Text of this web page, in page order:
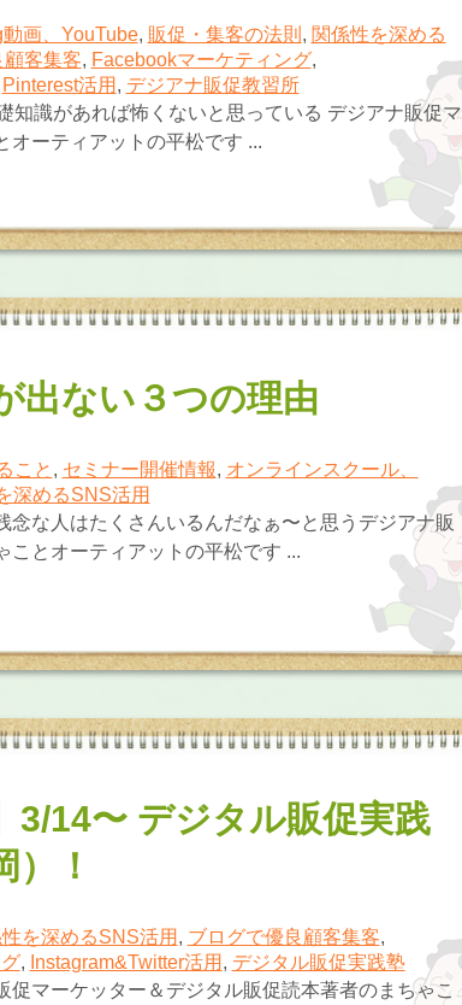
画、YouTube, 販促・集客の法則 , 関係性を深める
客集客, Facebookマーケティング,
Pinterest活用 , デジアナ販促教習所
知識があれば怖くないと思っている デジアナ販促マ
オーティアットの平松です ...
出ない３つの理由
こと , セミナー開催情報, オンラインスクール、
深めるSNS活用
念な人はたくさんいるんだなぁ〜と思うデジアナ販
ことオーティアットの平松です ...
3/14〜 デジタル販促実践
！
を深めるSNS活用 , ブログで優良顧客集客,
, Instagram&Twitter活用 , デジタル販促実践塾
促マーケッター＆デジタル販促読本著者のまちゃこ